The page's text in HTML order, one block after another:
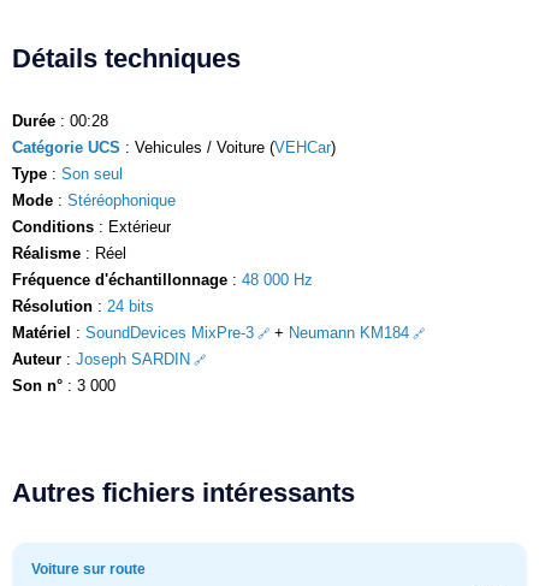
Détails techniques
Durée : 00:28
Catégorie UCS : Vehicules / Voiture (VEHCar)
Type : Son seul
Mode : Stéréophonique
Conditions : Extérieur
Réalisme : Réel
Fréquence d'échantillonnage : 48 000 Hz
Résolution : 24 bits
Matériel : SoundDevices MixPre-3 + Neumann KM184
Auteur : Joseph SARDIN
Son n° : 3 000
Autres fichiers intéressants
Voiture sur route